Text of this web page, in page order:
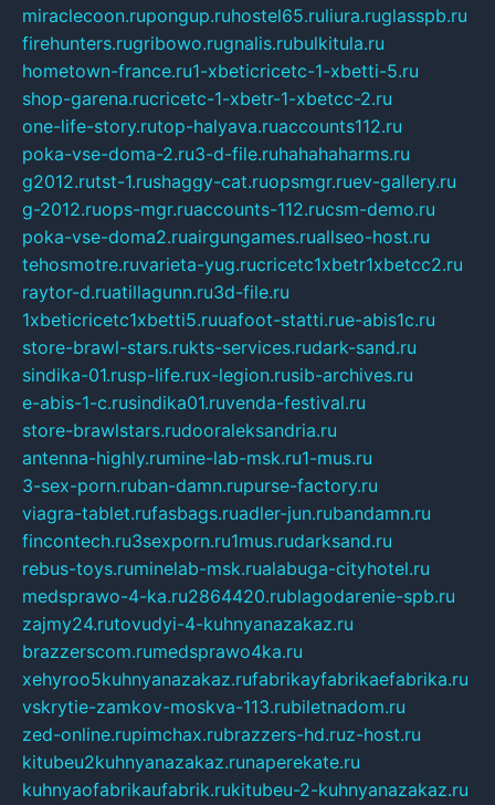
miraclecoon.rupongup.ruhostel65.ruliura.ruglasspb.ru
firehunters.rugribowo.rugnalis.rubulkitula.ru
hometown-france.ru1-xbeticricetc-1-xbetti-5.ru
shop-garena.rucricetc-1-xbetr-1-xbetcc-2.ru
one-life-story.rutop-halyava.ruaccounts112.ru
poka-vse-doma-2.ru3-d-file.ruhahahaharms.ru
g2012.rutst-1.rushaggy-cat.ruopsmgr.ruev-gallery.ru
g-2012.ruops-mgr.ruaccounts-112.rucsm-demo.ru
poka-vse-doma2.ruairgungames.ruallseo-host.ru
tehosmotre.ruvarieta-yug.rucricetc1xbetr1xbetcc2.ru
raytor-d.ruatillagunn.ru3d-file.ru
1xbeticricetc1xbetti5.ruuafoot-statti.rue-abis1c.ru
store-brawl-stars.rukts-services.rudark-sand.ru
sindika-01.rusp-life.rux-legion.rusib-archives.ru
e-abis-1-c.rusindika01.ruvenda-festival.ru
store-brawlstars.rudooraleksandria.ru
antenna-highly.rumine-lab-msk.ru1-mus.ru
3-sex-porn.ruban-damn.rupurse-factory.ru
viagra-tablet.rufasbags.ruadler-jun.rubandamn.ru
fincontech.ru3sexporn.ru1mus.rudarksand.ru
rebus-toys.ruminelab-msk.rualabuga-cityhotel.ru
medsprawo-4-ka.ru2864420.rublagodarenie-spb.ru
zajmy24.rutovudyi-4-kuhnyanazakaz.ru
brazzerscom.rumedsprawo4ka.ru
xehyroo5kuhnyanazakaz.rufabrikayfabrikaefabrika.ru
vskrytie-zamkov-moskva-113.rubiletnadom.ru
zed-online.rupimchax.rubrazzers-hd.ruz-host.ru
kitubeu2kuhnyanazakaz.runaperekate.ru
kuhnyaofabrikaufabrik.rukitubeu-2-kuhnyanazakaz.ru